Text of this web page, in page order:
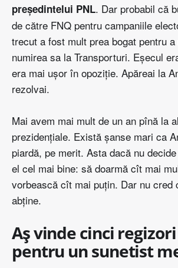
preşedintelui PNL. Dar probabil că
de către FNQ pentru campaniile
trecut a fost mult prea bogat pentru
numirea sa la Transporturi. Eşecul
era mai uşor în opoziţie. Apăreai la
rezolvai.
Mai avem mai mult de un an pînă la
prezidenţiale. Există şanse mari ca
piardă, pe merit. Asta dacă nu
el cel mai bine: să doarmă cît mai
vorbească cît mai puţin. Dar nu cred
abţine.
Aş vinde cinci
pentru un sunetist